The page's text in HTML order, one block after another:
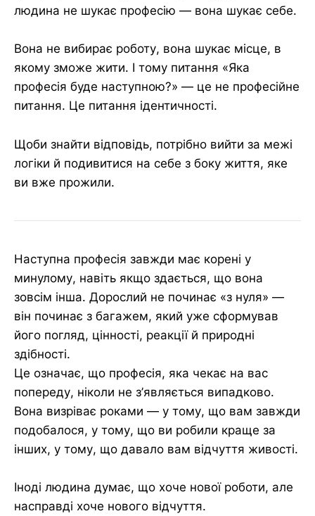
людина не шукає професію — вона шукає себе.
Вона не вибирає роботу, вона шукає місце, в
якому зможе жити. І тому питання «Яка
професія буде наступною?» — це не професійне
питання. Це питання ідентичності.
Щоби знайти відповідь, потрібно вийти за межі
логіки й подивитися на себе з боку життя, яке
ви вже прожили.
Наступна професія завжди має корені у
минулому, навіть якщо здається, що вона
зовсім інша. Дорослий не починає «з нуля» —
він починає з багажем, який уже сформував
його погляд, цінності, реакції й природні
здібності.
Це означає, що професія, яка чекає на вас
попереду, ніколи не з’являється випадково.
Вона визріває роками — у тому, що вам завжди
подобалося, у тому, що ви робили краще за
інших, у тому, що давало вам відчуття живості.
Іноді людина думає, що хоче нової роботи, але
насправді хоче нового відчуття.